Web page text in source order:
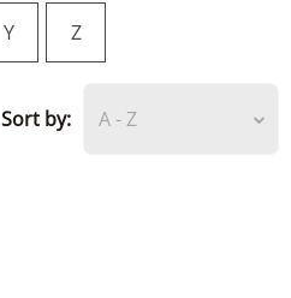
Y Z
Sort by: A - Z